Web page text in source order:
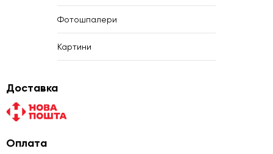
Фотошпалери
Картини
Доставка
Оплата